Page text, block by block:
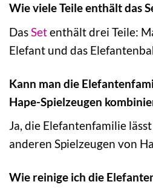
Wie viele Teile enthält das
DasSetenthält drei Teile:
Elefant und das
Kann man die
Hape-Spielzeugen
Ja, die Elefantenfamilie
anderen Spielzeugen von
Wie reinige ich die